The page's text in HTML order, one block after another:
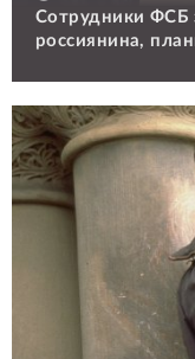
Сотрудники ФСБ
россиянина,